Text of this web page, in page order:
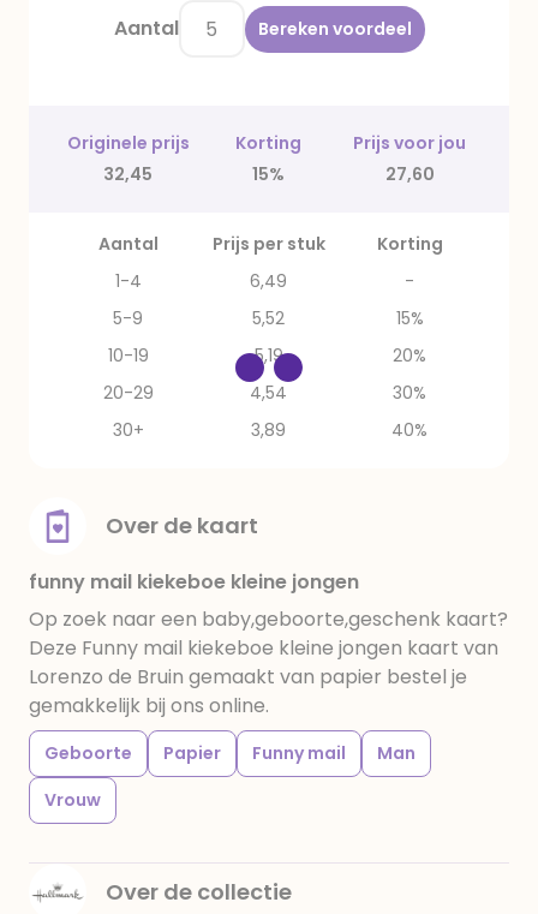
Aantal Bereken voordeel
Originele prijs Korting
Prijs voor jou
32,45
15% 27,60
Aantal Prijs per stuk
Korting
1-4
6,49
-
5-9
5,52
15%
10-19
5,19
20%
20-29
4,54
30%
30+
3,89 40%
Over de kaart
funny mail kiekeboe kleine jongen
Op zoek naar een baby,geboorte,geschenk kaart?
Deze Funny mail kiekeboe kleine jongen kaart van
Lorenzo de Bruin gemaakt van papier bestel je
gemakkelijk bij ons online.
Geboorte Papier Funny mail
Man
Vrouw
Over de collectie